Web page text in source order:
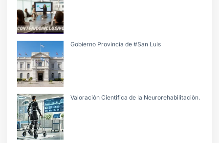
Gobierno Provincia de #San Luis
Valoraciòn Cientifica de la Neurorehabilitaciòn.